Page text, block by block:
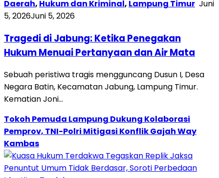
Daerah, Hukum dan Kriminal, Lampung Timur Juni
5, 2026Juni 5, 2026
Tragedi di Jabung: Ketika Penegakan
Hukum Menuai Pertanyaan dan Air Mata
Sebuah peristiwa tragis mengguncang Dusun I, Desa
Negara Batin, Kecamatan Jabung, Lampung Timur.
Kematian Joni…
Tokoh Pemuda Lampung Dukung Kolaborasi
Pemprov, TNI-Polri Mitigasi Konflik Gajah Way
Kambas